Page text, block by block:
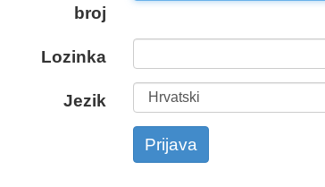
broj
Lozinka
Jezik
Prijava